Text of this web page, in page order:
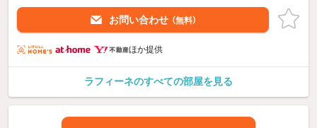
お問い合わせ （無料）
ほか提供
ラフィーネのすべての部屋を見る